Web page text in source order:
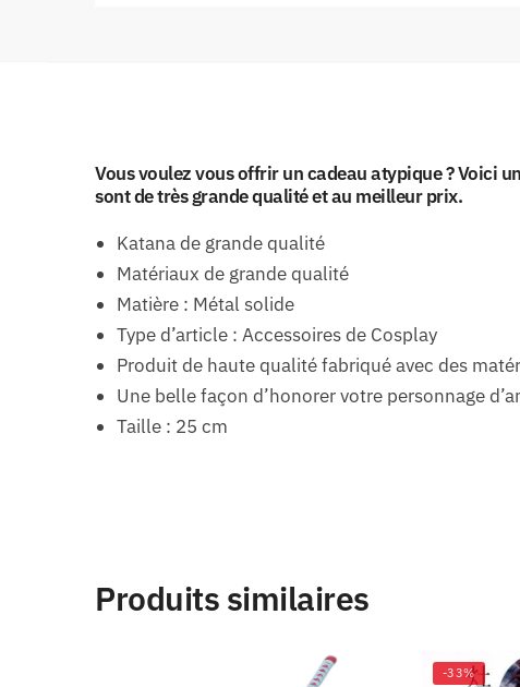
Vous voulez vous offrir un cadeau atypique ? Voici
sont de très grande qualité et au meilleur prix.
Katana de grande qualité
Matériaux de grande qualité
Matière : Métal solide
Type d’article : Accessoires de Cosplay
Produit de haute qualité fabriqué avec des
Une belle façon d’honorer votre personnage
Taille : 25 cm
Produits similaires
-33%